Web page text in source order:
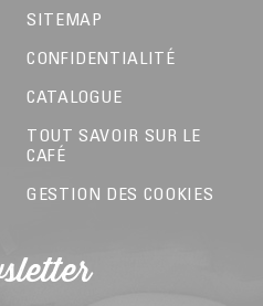
SITEMAP
CONFIDENTIALITÉ
CATALOGUE
TOUT SAVOIR SUR LE
CAFÉ
GESTION DES COOKIES